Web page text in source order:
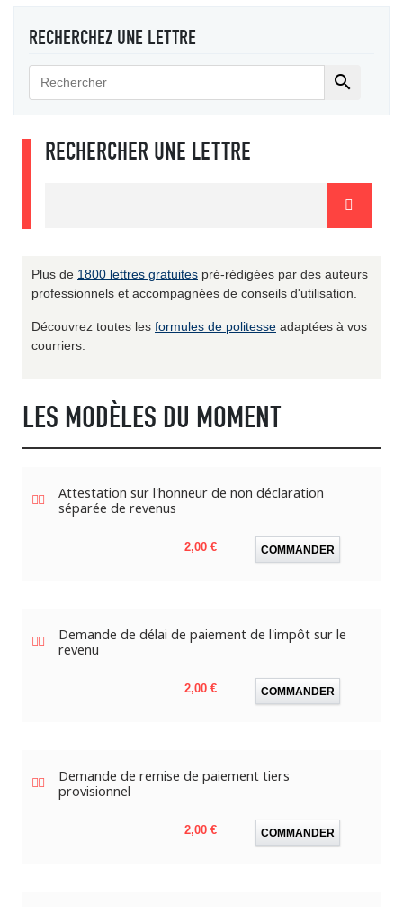
RECHERCHEZ UNE LETTRE

RECHERCHER UNE LETTRE
Plus de 1800 lettres gratuites pré-rédigées par des auteurs
professionnels et accompagnées de conseils d'utilisation.
Découvrez toutes les formules de politesse adaptées à vos
courriers.
LES MODÈLES DU MOMENT
Attestation sur l'honneur de non déclaration
séparée de revenus
Prix
2,00 € COMMANDER
Demande de délai de paiement de l'impôt sur le
revenu
Prix
2,00 € COMMANDER
Demande de remise de paiement tiers
provisionnel
Prix
2,00 € COMMANDER